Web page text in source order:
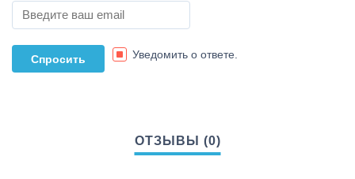
Уведомить о ответе.